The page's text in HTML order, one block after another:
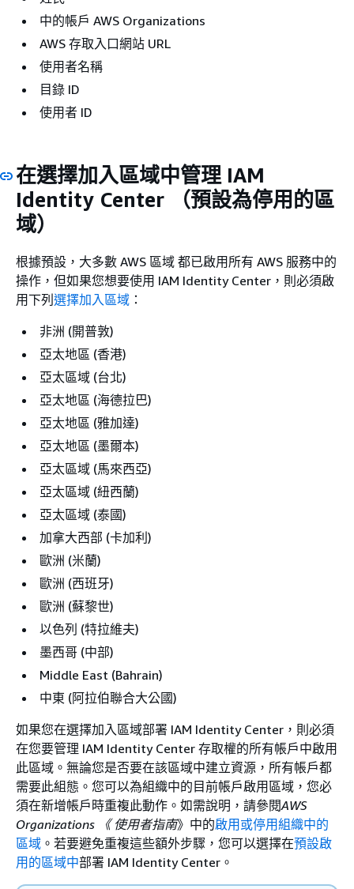
中的帳戶 AWS Organizations
AWS 存取入口網站 URL
使用者名稱
目錄 ID
使用者 ID
在選擇加入區域中管理 IAM
Identity Center （預設為停用的區
域）
根據預設，大多數 AWS 區域 都已啟用所有 AWS 服務中的
操作，但如果您想要使用 IAM Identity Center，則必須啟
用下列選擇加入區域 ：
非洲 (開普敦)
亞太地區 (香港)
亞太區域 (台北)
亞太地區 (海德拉巴)
亞太地區 (雅加達)
亞太地區 (墨爾本)
亞太區域 (馬來西亞)
亞太區域 (紐西蘭)
亞太區域 (泰國)
加拿大西部 (卡加利)
歐洲 (米蘭)
歐洲 (西班牙)
歐洲 (蘇黎世)
以色列 (特拉維夫)
墨西哥 (中部)
Middle East (Bahrain)
中東 (阿拉伯聯合大公國)
如果您在選擇加入區域部署 IAM Identity Center，則必須
在您要管理 IAM Identity Center 存取權的所有帳戶中啟用
此區域。無論您是否要在該區域中建立資源，所有帳戶都
需要此組態。您可以為組織中的目前帳戶啟用區域，您必
須在新增帳戶時重複此動作。如需說明，請參閱AWS
Organizations 《 使用者指南》中的啟用或停用組織中的
區域 。若要避免重複這些額外步驟，您可以選擇在預設啟
用的區域中部署 IAM Identity Center。